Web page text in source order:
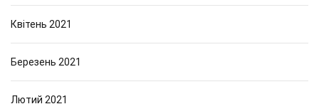
Квітень 2021
Березень 2021
Лютий 2021